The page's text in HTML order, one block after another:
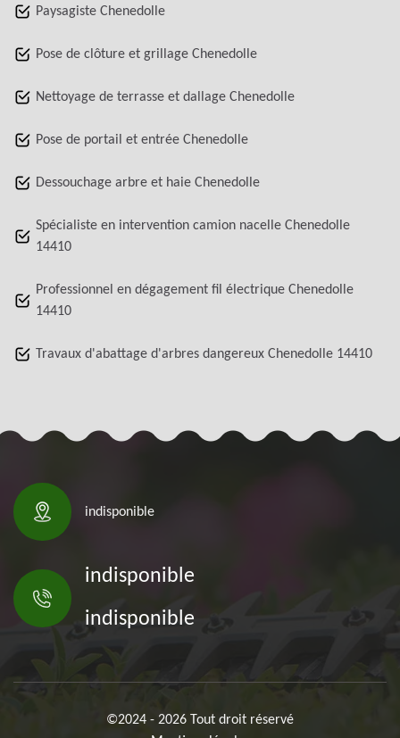
Paysagiste Chenedolle
Pose de clôture et grillage Chenedolle
Nettoyage de terrasse et dallage Chenedolle
Pose de portail et entrée Chenedolle
Dessouchage arbre et haie Chenedolle
Spécialiste en intervention camion nacelle Chenedolle
14410
Professionnel en dégagement fil électrique Chenedolle
14410
Travaux d'abattage d'arbres dangereux Chenedolle 14410
indisponible
indisponible
indisponible
©2024 - 2026 Tout droit réservé